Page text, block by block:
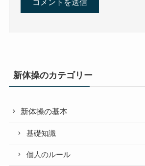
新体操のカテゴリー
新体操の基本
基礎知識
個人のルール